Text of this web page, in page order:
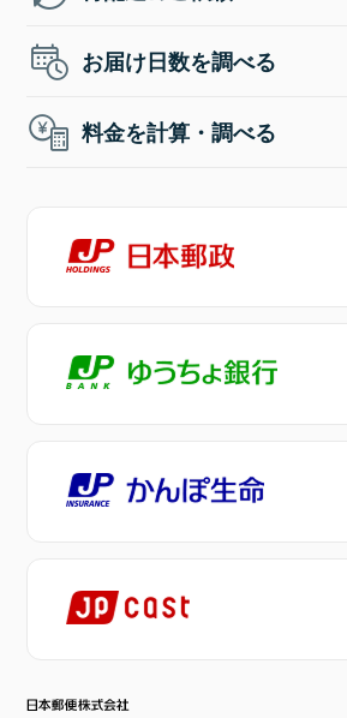
お届け日数を調べる
料金を計算・調べる